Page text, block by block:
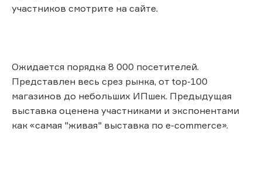
участников смотрите на сайте.
Ожидается порядка 8 000 посетителей.
Представлен весь срез рынка, от top-100
магазинов до небольших ИПшек. Предыдущая
выставка оценена участниками и экспонентами
как «самая "живая" выставка по e-сommerce».